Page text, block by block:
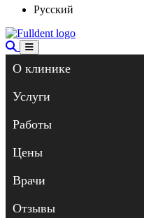
Русский
О клинике
Услуги
Работы
Цены
Врачи
Отзывы